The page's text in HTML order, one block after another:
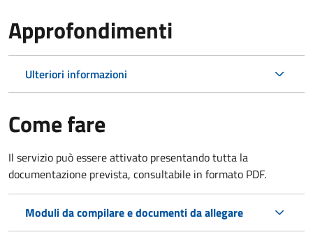
Approfondimenti
Ulteriori informazioni
Come fare
Il servizio può essere attivato presentando tutta la
documentazione prevista, consultabile in formato PDF.
Moduli da compilare e documenti da allegare